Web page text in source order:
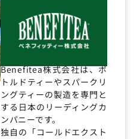
Benefitea株式会社は、ボ
トルドティーやスパークリ
ングティーの製造を専門と
する日本のリーディングカ
ンパニーです。
独自の「コールドエクスト